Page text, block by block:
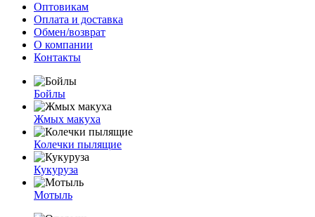
Оптовикам
Оплата и доставка
Обмен/возврат
О компании
Контакты
Бойлы
Жмых макуха
Колечки пылящие
Кукуруза
Мотыль